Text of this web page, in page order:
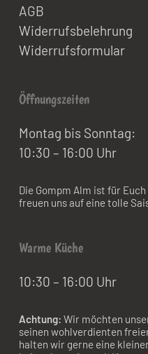
AGB
Widerrufsbelehrung
Widerrufsformular
Öffnungszeiten
Montag bis Sonntag:
10:30 – 16:00 Uhr
Die Gompm Alm ist für
freuen uns auf eine tolle
Warme Küche
10:30 – 16:00 Uhr
Achtung: Wir möchten
seinen wohlverdienten
halten wir gerne eine